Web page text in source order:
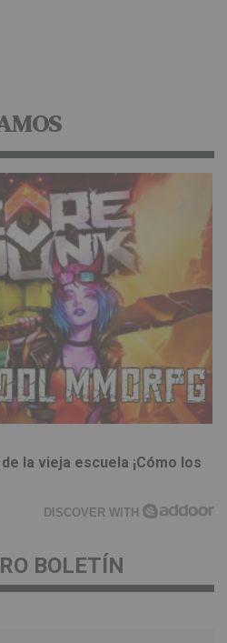
la vieja escuela ¡Cómo los
DISCOVER WITH
BOLETÍN